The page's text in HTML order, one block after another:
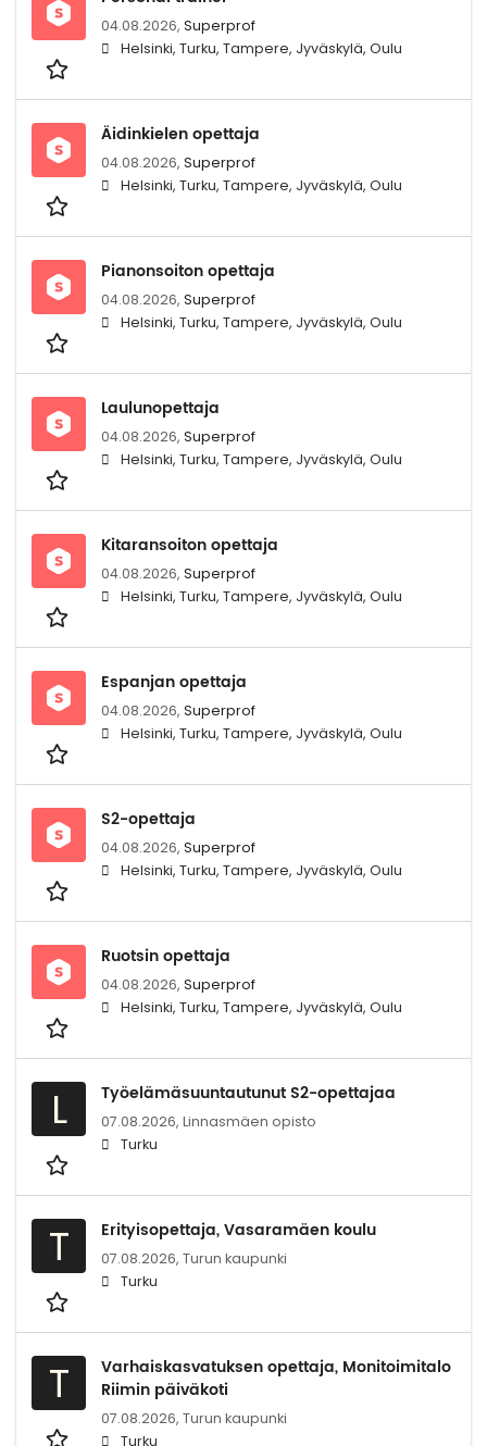
04.08.2026, Superprof
Helsinki, Turku, Tampere, Jyväskylä, Oulu
Äidinkielen opettaja
04.08.2026, Superprof
Helsinki, Turku, Tampere, Jyväskylä, Oulu
Pianonsoiton opettaja
04.08.2026, Superprof
Helsinki, Turku, Tampere, Jyväskylä, Oulu
Laulunopettaja
04.08.2026, Superprof
Helsinki, Turku, Tampere, Jyväskylä, Oulu
Kitaransoiton opettaja
04.08.2026, Superprof
Helsinki, Turku, Tampere, Jyväskylä, Oulu
Espanjan opettaja
04.08.2026, Superprof
Helsinki, Turku, Tampere, Jyväskylä, Oulu
S2-opettaja
04.08.2026, Superprof
Helsinki, Turku, Tampere, Jyväskylä, Oulu
Ruotsin opettaja
04.08.2026, Superprof
Helsinki, Turku, Tampere, Jyväskylä, Oulu
L Työelämäsuuntautunut S2-opettajaa
07.08.2026, Linnasmäen opisto
Turku
T Erityisopettaja, Vasaramäen koulu
07.08.2026, Turun kaupunki
Turku
T
Varhaiskasvatuksen opettaja, Monitoimitalo
Riimin päiväkoti
07.08.2026, Turun kaupunki
Turku